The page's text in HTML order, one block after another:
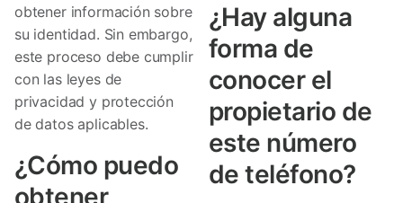
obtener información sobre
su identidad. Sin embargo,
este proceso debe cumplir
con las leyes de
privacidad y protección
de datos aplicables.
¿Cómo puedo
obtener
¿Hay alguna
forma de
conocer el
propietario de
este número
de teléfono?